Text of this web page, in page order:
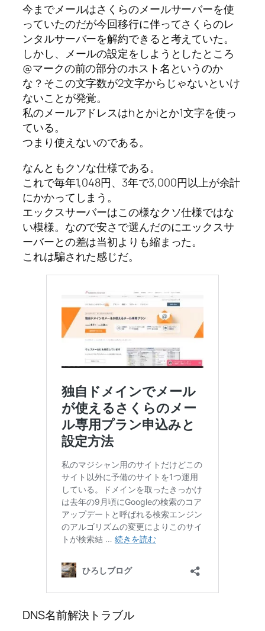
今までメールはさくらのメールサーバーを使
っていたのだが今回移行に伴ってさくらのレ
ンタルサーバーを解約できると考えていた。
しかし、メールの設定をしようとしたところ
@マークの前の部分のホスト名というのか
な？そこの文字数が2文字からじゃないといけ
ないことが発覚。
私のメールアドレスはhとかiとか1文字を使っ
ている。
つまり使えないのである。
なんともクソな仕様である。
これで毎年1,048円、3年で3,000円以上が余計
にかかってしまう。
エックスサーバーはこの様なクソ仕様ではな
い模様。なので安さで選んだのにエックスサ
ーバーとの差は当初よりも縮まった。
これは騙された感じだ。
DNS名前解決トラブル